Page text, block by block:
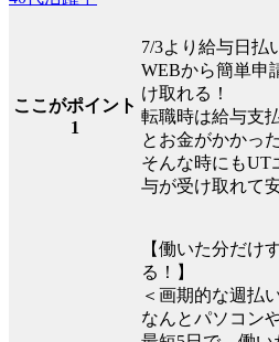
ここがポイント
1
7/3より給与日払
WEBから簡単申
け取れる！
転職時は給与支
とお金がかかっ
そんな時にもUT
与が受け取れて
【働いた分だけ
る！】
＜画期的な週払
なんとパソコン